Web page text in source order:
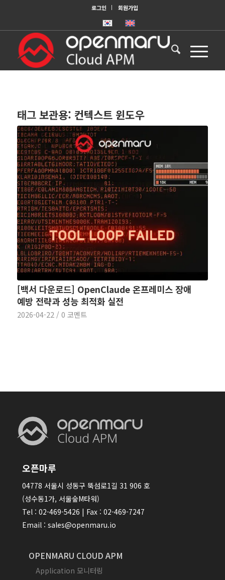
로그인 회원가입
태그 보관용: 컨텍스트 윈도우
[백서 다운로드] OpenClaude 온프레미스 장애
예방 전략과 성능 최적화 실전
2026-04-22 / 0 코멘트
오픈마루
04778 서울시 성동구 뚝섬로1길 31 906 호
(성수동1가, 서울숲M타워)
Tel : 02-469-5426 | Fax : 02-469-7247
Email : sales@openmaru.io
OPENMARU CLOUD APM
Application 모니터링